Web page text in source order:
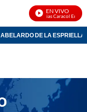
EN VIVO
Noticias Caracol En Vivo
ABELARDO DE LA ESPRIELLA